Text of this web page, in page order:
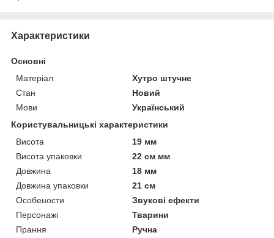
Характеристики
Основні
Матеріал
Хутро штучне
Стан
Новий
Мови
Український
Користувальницькі характеристики
Висота
19 мм
Висота упаковки
22 см мм
Довжина
18 мм
Довжина упаковки
21 см
Особености
Звукові ефекти
Персонажі
Тварини
Прання
Ручна